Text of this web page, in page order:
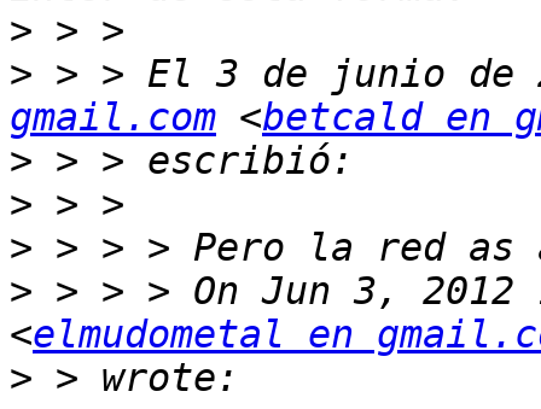
>
> > > El 3 de junio de
gmail.com <betcald en
>
>
>
> > > > On Jun 3, 2012
<elmudometal en
>